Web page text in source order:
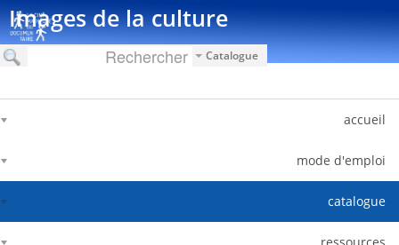
Images de la culture
Catalogue
accueil
mode d'emploi
catalogue